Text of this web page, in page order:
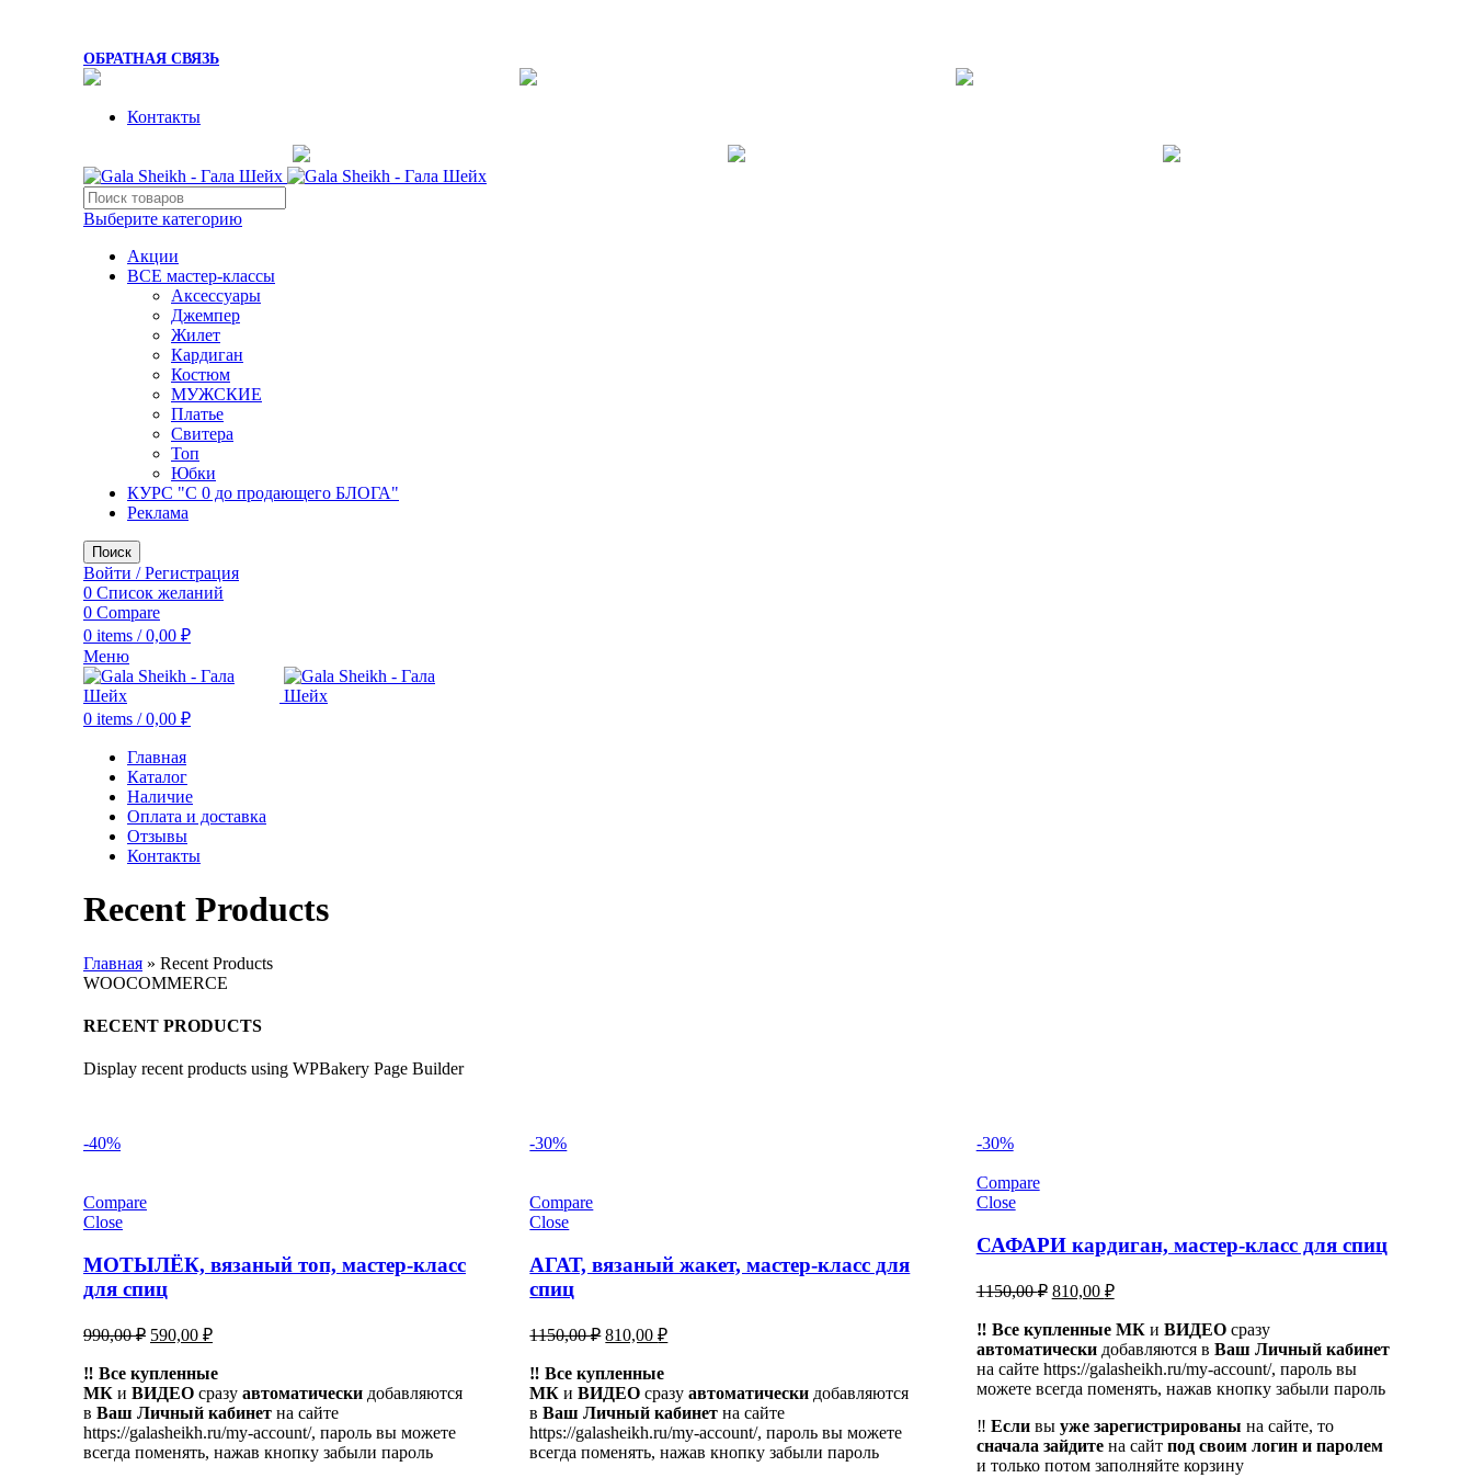
ОБРАТНАЯ СВЯЗЬ
Контакты
Выберите категорию
Акции
ВСЕ мастер-классы
Аксессуары
Джемпер
Жилет
Кардиган
Костюм
МУЖСКИЕ
Платье
Свитера
Топ
Юбки
КУРС "С 0 до продающего БЛОГА"
Реклама
Поиск
Войти / Регистрация
0 Список желаний
0 Compare
0 items / 0,00 ₽
Меню
0 items / 0,00 ₽
Главная
Каталог
Наличие
Оплата и доставка
Отзывы
Контакты
Recent Products
Главная » Recent Products
WOOCOMMERCE
RECENT PRODUCTS
Display recent products using WPBakery Page Builder
-40%
Compare
Close
МОТЫЛЁК, вязаный топ, мастер-класс
для спиц
990,00₽ Первоначальная
составляла
990,00 ₽.
590,00 ₽Текущая
590,00 ₽.
‼️ Все купленные
МК и ВИДЕО сразу автоматически добавляются
в Ваш Личный кабинет на сайте
https://galasheikh.ru/my-account/, пароль вы можете
всегда поменять, нажав кнопку забыли пароль
-30%
Compare
Close
АГАТ, вязаный жакет, мастер-класс для
спиц
1150,00₽ Первоначальная
составляла
1150,00 ₽.
810,00₽Текущая
‼️ Все купленные
МК иВИДЕО сразуавтоматически добавляются
вВаш Личный кабинет на сайте
https://galasheikh.ru/my-account/, пароль вы можете
всегда поменять, нажав кнопку забыли пароль
-30%
Compare
Close
САФАРИ кардиган, мастер-класс для спиц
1150,00₽ Первоначальная
составляла
1150,00 ₽.
810,00 ₽Текущая
810,00 ₽.
‼️ Все купленные МКи ВИДЕОсразу
автоматически добавляются в Ваш Личный кабинет
на сайте https://galasheikh.ru/my-account/, пароль вы
можете всегда поменять, нажав кнопку забыли пароль
‼️ Есливы уже зарегистрированы на сайте, то
сначала зайдитена сайт под своим логин и паролем
и только потом заполняйте корзину